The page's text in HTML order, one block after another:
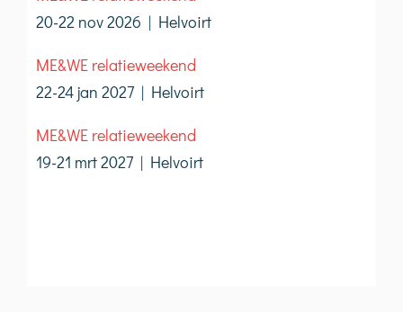
20-22 nov 2026 | Helvoirt
ME&WE relatieweekend
22-24 jan 2027 | Helvoirt
ME&WE relatieweekend
19-21 mrt 2027 | Helvoirt